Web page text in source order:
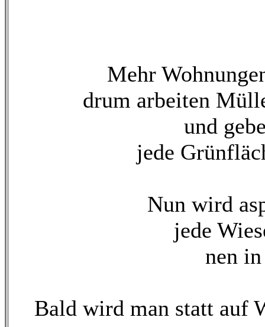
Mehr
drum arbeiten
und
jede
Nun wird
jede
nen
Bald wird man statt auf